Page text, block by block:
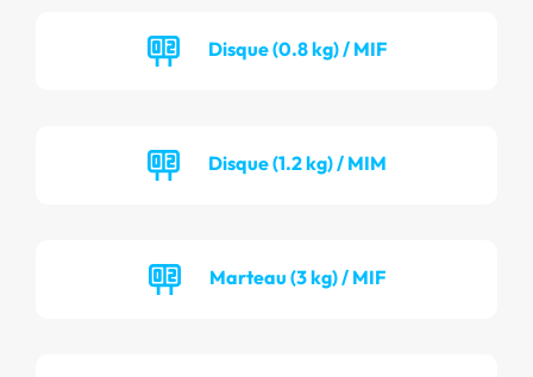
Disque (0.8 kg) / MIF
Disque (1.2 kg) / MIM
Marteau (3 kg) / MIF